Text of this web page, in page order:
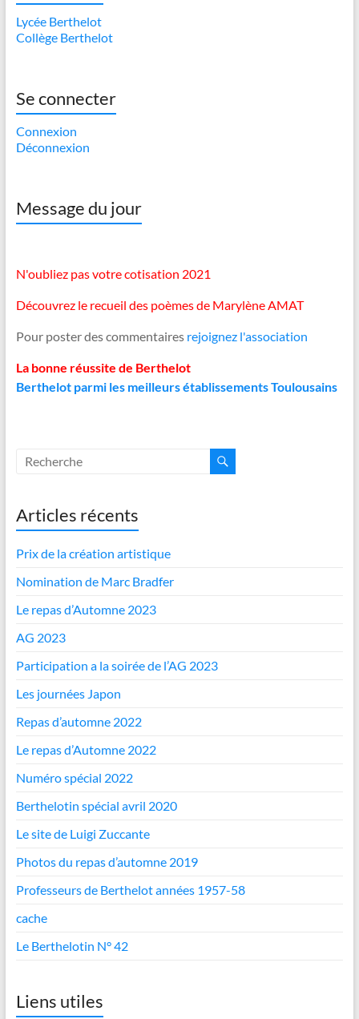
Lycée Berthelot
Collège Berthelot
Se connecter
Connexion
Déconnexion
Message du jour
N'oubliez pas votre cotisation 2021
Découvrez le recueil des poèmes de Marylène AMAT
Pour poster des commentaires rejoignez l'association
La bonne réussite de Berthelot
Berthelot parmi les meilleurs établissements Toulousains
Articles récents
Prix de la création artistique
Nomination de Marc Bradfer
Le repas d’Automne 2023
AG 2023
Participation a la soirée de l’AG 2023
Les journées Japon
Repas d’automne 2022
Le repas d’Automne 2022
Numéro spécial 2022
Berthelotin spécial avril 2020
Le site de Luigi Zuccante
Photos du repas d’automne 2019
Professeurs de Berthelot années 1957-58
cache
Le Berthelotin N° 42
Liens utiles